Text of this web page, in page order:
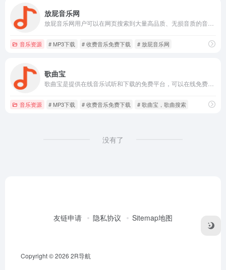
放屁音乐网
音乐资源 # MP3下载 # 收费音乐免费下载 # 放屁音乐网
歌曲宝
音乐资源 # MP3下载 # 收费音乐免费下载 # 歌曲宝，歌曲搜索
没有了
友链申请 隐私协议 Sitemap地图
Copyright © 2026 2R导航